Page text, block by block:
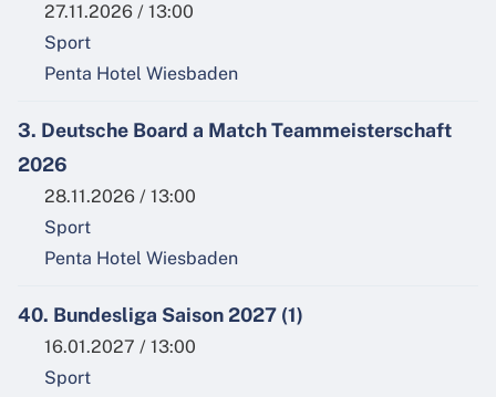
27.11.2026 / 13:00
Sport
Penta Hotel Wiesbaden
3. Deutsche Board a Match Teammeisterschaft
2026
28.11.2026 / 13:00
Sport
Penta Hotel Wiesbaden
40. Bundesliga Saison 2027 (1)
16.01.2027 / 13:00
Sport